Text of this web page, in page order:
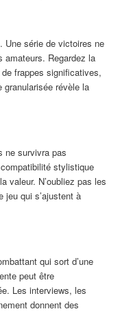
Une série de victoires ne
amateurs. Regardez la
frappes significatives,
révèle la
ne survivra pas
stylistique
valeur. N’oubliez pas les
qui s’ajustent à
qui sort d’une
peut être
Les interviews, les
donnent des